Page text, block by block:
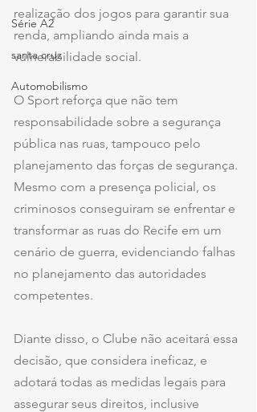
Série A2
santa cruz
Automobilismo
realização dos jogos para garantir sua
renda, ampliando ainda mais a
vulnerabilidade social.
O Sport reforça que não tem
responsabilidade sobre a segurança
pública nas ruas, tampouco pelo
planejamento das forças de segurança.
Mesmo com a presença policial, os
criminosos conseguiram se enfrentar e
transformar as ruas do Recife em um
cenário de guerra, evidenciando falhas
no planejamento das autoridades
competentes.
Diante disso, o Clube não aceitará essa
decisão, que considera ineficaz, e
adotará todas as medidas legais para
assegurar seus direitos, inclusive